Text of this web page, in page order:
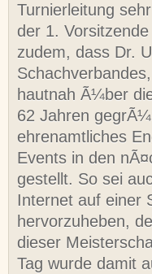
Turnierleitung
der 1.
zudem, dass Dr.
hautnah Ã¼ber
62 Jahren
ehrenamtliches
Events in den
gestellt. So sei
Internet auf einer
hervorzuheben,
dieser
Tag wurde damit